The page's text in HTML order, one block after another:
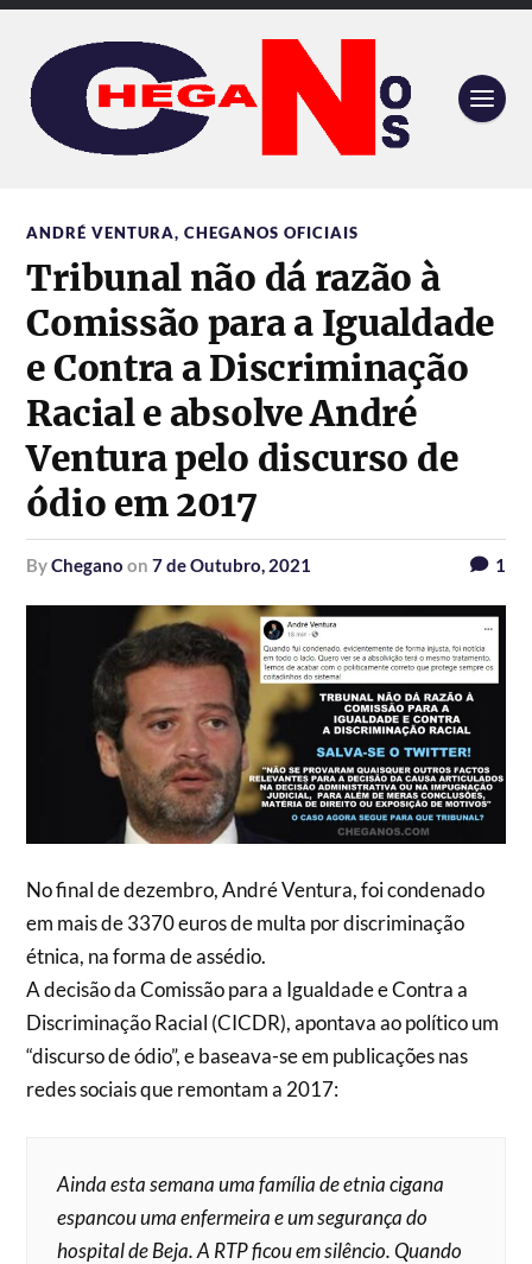
ANDRÉ VENTURA,CHEGANOS OFICIAIS
Tribunal não dá razão à
Comissão para a Igualdade
e Contra a Discriminação
Racial e absolve André
Ventura pelo discurso de
ódio em 2017
byChegano on7 de Outubro, 2021 1
No final de dezembro, André Ventura, foi condenado
em mais de 3370 euros de multa por discriminação
étnica, na forma de assédio.
A decisão da Comissão para a Igualdade e Contra a
Discriminação Racial (CICDR), apontava ao político um
“discurso de ódio”, e baseava-se em publicações nas
redes sociais que remontam a 2017:
Ainda esta semana uma família de etnia cigana
espancou uma enfermeira e um segurança do
hospital de Beja. A RTP ficou em silêncio. Quando